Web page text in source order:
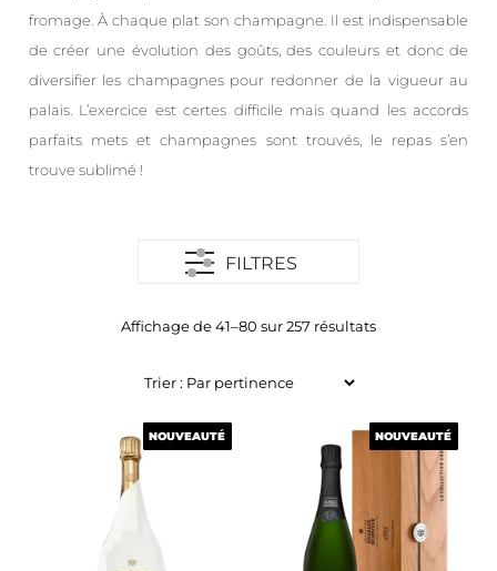
fromage. À chaque plat son champagne. Il est indispensable
de créer une évolution des goûts, des couleurs et donc de
diversifier les champagnes pour redonner de la vigueur au
palais. L’exercice est certes difficile mais quand les accords
parfaits mets et champagnes sont trouvés, le repas s’en
trouve sublimé !
FILTRES
Affichage de 41–80 sur 257 résultats
NOUVEAUTÉ
NOUVEAUTÉ NOUVEAUTÉ
NOUVEAUTÉ